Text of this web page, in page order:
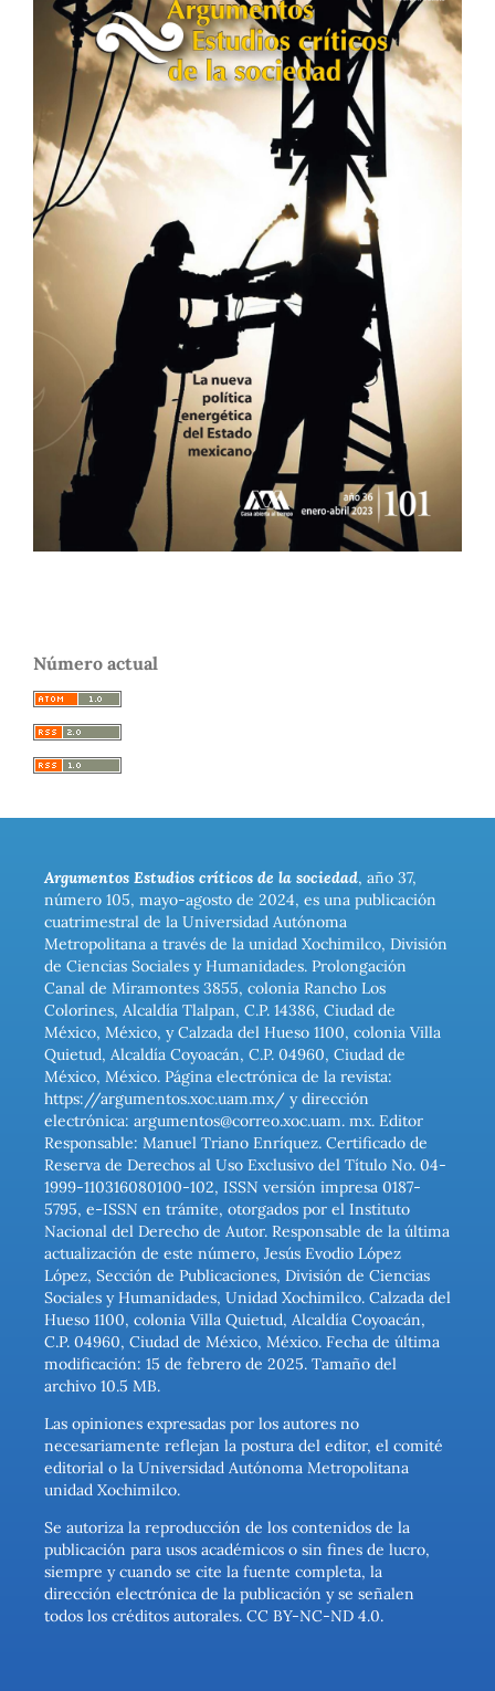
Número actual
Argumentos Estudios críticos de la sociedad, año 37,
número 105, mayo-agosto de 2024, es una publicación
cuatrimestral de la Universidad Autónoma
Metropolitana a través de la unidad Xochimilco, División
de Ciencias Sociales y Humanidades. Prolongación
Canal de Miramontes 3855, colonia Rancho Los
Colorines, Alcaldía Tlalpan, C.P. 14386, Ciudad de
México, México, y Calzada del Hueso 1100, colonia Villa
Quietud, Alcaldía Coyoacán, C.P. 04960, Ciudad de
México, México. Página electrónica de la revista:
https://argumentos.xoc.uam.mx/ y dirección
electrónica: argumentos@correo.xoc.uam. mx. Editor
Responsable: Manuel Triano Enríquez. Certificado de
Reserva de Derechos al Uso Exclusivo del Título No. 04-
1999-110316080100-102, ISSN versión impresa 0187-
5795, e-ISSN en trámite, otorgados por el Instituto
Nacional del Derecho de Autor. Responsable de la última
actualización de este número, Jesús Evodio López
López, Sección de Publicaciones, División de Ciencias
Sociales y Humanidades, Unidad Xochimilco. Calzada del
Hueso 1100, colonia Villa Quietud, Alcaldía Coyoacán,
C.P. 04960, Ciudad de México, México. Fecha de última
modificación: 15 de febrero de 2025. Tamaño del
archivo 10.5 MB.
Las opiniones expresadas por los autores no
necesariamente reflejan la postura del editor, el comité
editorial o la Universidad Autónoma Metropolitana
unidad Xochimilco.
Se autoriza la reproducción de los contenidos de la
publicación para usos académicos o sin fines de lucro,
siempre y cuando se cite la fuente completa, la
dirección electrónica de la publicación y se señalen
todos los créditos autorales. CC BY-NC-ND 4.0.